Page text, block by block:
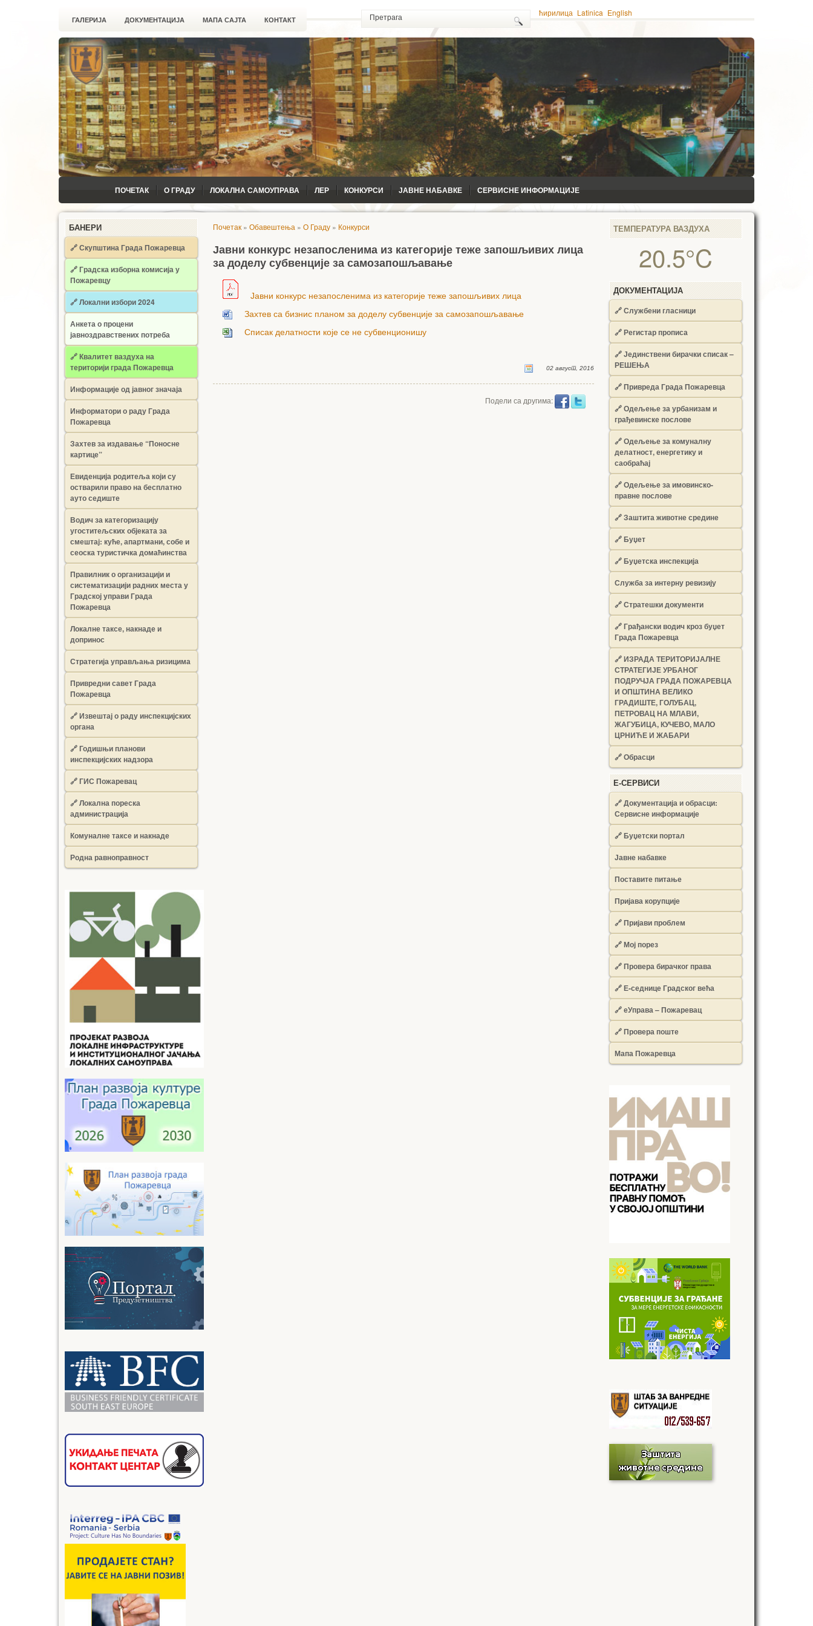
ГАЛЕРИЈА ДОКУМЕНТАЦИЈА МАПА САЈТА КОНТАКТ
ћирилица Latinica English
ПОЧЕТАК О ГРАДУ ЛОКАЛНА САМОУПРАВА ЛЕР КОНКУРСИ ЈАВНЕ НАБАВКЕ СЕРВИСНЕ ИНФОРМАЦИЈЕ
БАНЕРИ
🔗 Скупштина Града Пожаревца
🔗Градска изборна комисија у
Пожаревцу
🔗 Локални избори 2024
Анкета о процени
јавноздравствених потреба
🔗 Квалитет ваздуха на
територији града Пожаревца
Информације од јавног значаја
Информатори о раду Града
Пожаревца
Захтев за издавање “Поносне
картице”
Евиденција родитеља који су
остварили право на бесплатно
ауто седиште
Водич за категоризацију
угоститељских објеката за
смештај: куће, апартмани, собе и
сеоска туристичка домаћинства
Правилник о организацији и
систематизацији радних места у
Градској управи Града
Пожаревца
Локалне таксе, накнаде и
допринос
Стратегија управљања ризицима
Привредни савет Града
Пожаревца
🔗Извештај о раду инспекцијских
органа
🔗Годишњи планови
инспекцијских надзора
🔗 ГИС Пожаревац
🔗 Локална пореска
администрација
Комуналне таксе и накнаде
Родна равноправност
Почетак » Обавештења » О Граду » Конкурси
Јавни конкурс незапосленима из категорије теже запошљивих лица
за доделу субвенције за самозапошљавање
Јавни конкурс незапосленима из категорије теже запошљивих лица
Захтев са бизнис планом за доделу субвенције за самозапошљавање
Списак делатности које се не субвенционишу
02 август, 2016
Подели са другима:
ТЕМПЕРАТУРА ВАЗДУХА
20.5°C
ДОКУМЕНТАЦИЈА
🔗Службени гласници
🔗Регистар прописа
🔗Јединствени бирачки списак –
РЕШЕЊА
🔗Привреда Града Пожаревца
🔗Одељење за урбанизам и
грађевинске послове
🔗Одељење за комуналну
делатност, енергетику и
саобраћај
🔗Одељење за имовинско-
правне послове
🔗Заштита животне средине
🔗Буџет
🔗Буџетска инспекција
Служба за интерну ревизију
🔗Стратешки документи
🔗Грађански водич кроз буџет
Града Пожаревца
🔗ИЗРАДА ТЕРИТОРИЈАЛНЕ
СТРАТЕГИЈЕ УРБАНОГ
ПОДРУЧЈА ГРАДА ПОЖАРЕВЦА
И ОПШТИНА ВЕЛИКО
ГРАДИШТЕ, ГОЛУБАЦ,
ПЕТРОВАЦ НА МЛАВИ,
ЖАГУБИЦА, КУЧЕВО, МАЛО
ЦРНИЋЕ И ЖАБАРИ
🔗Обрасци
Е-СЕРВИСИ
🔗 Документација и обрасци:
Сервисне информације
🔗 Буџетски портал
Јавне набавке
Поставите питање
Пријава корупције
🔗 Пријави проблем
🔗 Мој порез
🔗 Провера бирачког права
🔗 Е-седнице Градског већа
🔗 еУправа – Пожаревац
🔗 Провера поште
Мапа Пожаревца